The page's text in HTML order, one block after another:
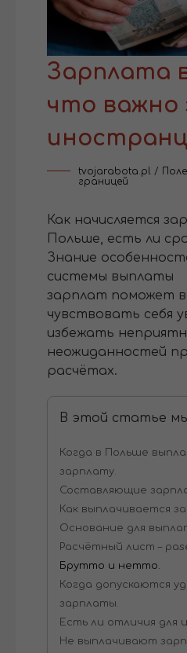
Зарплата
что важно
tvojarabota.pl /
границей
Как начисляется
Польше, есть ли
Знание
системы выплаты
зарплат поможет
чувствовать себя
избежать
неожиданностей
расчётах.
В этой статье
Когда в Польше
зарплату.
Составляющие
Как выплачивается
Основание для
Расчётный лист –
Брутто и нетто.
Когда допускаются
зарплаты.
Есть ли отличия для
Не выплачивают